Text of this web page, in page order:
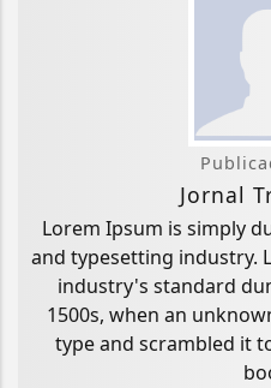
Jornal
Lorem Ipsum is simply
and typesetting industry.
industry's standard
1500s, when an
type and scrambled it